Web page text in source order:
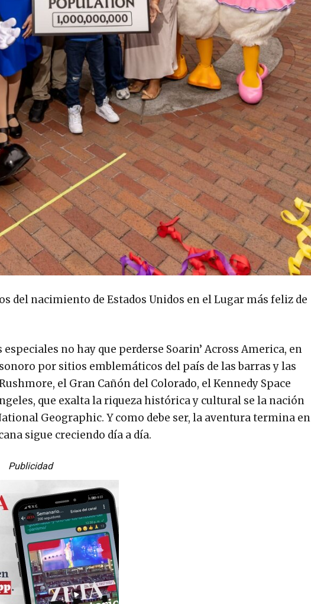
del nacimiento de Estados Unidos en el Lugar más feliz de
no hay que perderse Soarin’ Across America, en
por sitios emblemáticos del país de las barras y las
el Gran Cañón del Colorado, el Kennedy Space
que exalta la riqueza histórica y cultural se la nación
Geographic. Y como debe ser, la aventura termina en
sigue creciendo día a día.
Publicidad